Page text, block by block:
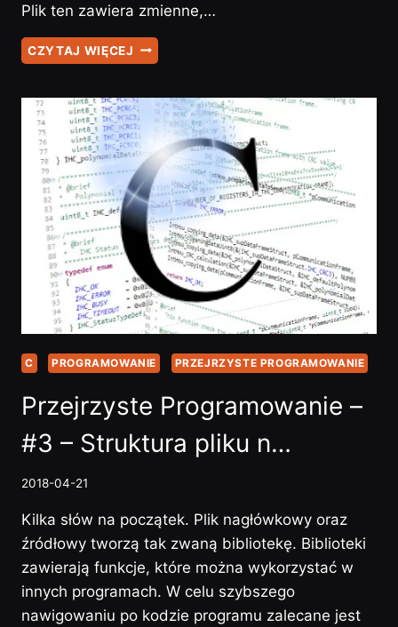
Plik ten zawiera zmienne,…
CZYTAJ WIĘCEJ GIT
–
–
PODSTAWOWA
KONFIGURACJA
C PROGRAMOWANIE PRZEJRZYSTE PROGRAMOWANIE
Przejrzyste Programowanie –
#3 – Struktura pliku n…
2018-04-21
Kilka słów na początek. Plik nagłówkowy oraz
źródłowy tworzą tak zwaną bibliotekę. Biblioteki
zawierają funkcje, które można wykorzystać w
innych programach. W celu szybszego
nawigowaniu po kodzie programu zalecane jest